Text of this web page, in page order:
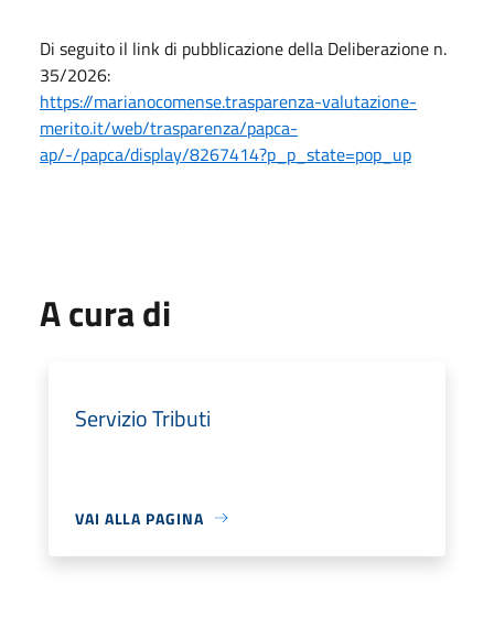
Di seguito il link di pubblicazione della Deliberazione n.
35/2026:
https://marianocomense.trasparenza-valutazione-
merito.it/web/trasparenza/papca-
ap/-/papca/display/8267414?p_p_state=pop_up
A cura di
Servizio Tributi
VAI ALLA PAGINA